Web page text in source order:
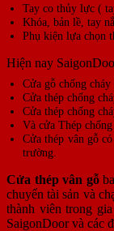
Tay co thủy lực (
Khóa, bản lề, tay
Phụ kiện lựa chọn
Hiện nay
Cửa gỗ chống cháy
Cửa thép chống
Cửa thép chống
Và cửa Thép
Cửa thép vân gỗ
trường.
Cửa thép vân gỗ
chuyển tài sản và
thành viên trong
SaigonDoor và các